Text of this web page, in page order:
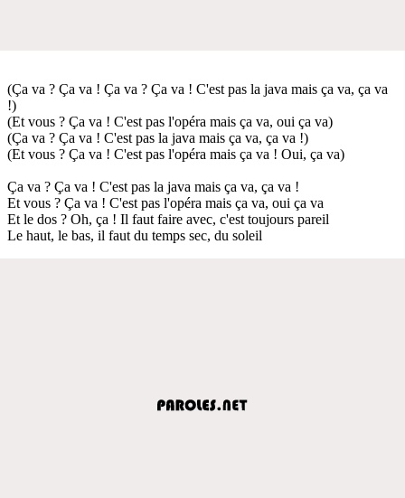
(Ça va ? Ça va ! Ça va ? Ça va ! C'est pas la java mais ça va, ça va
!)
(Et vous ? Ça va ! C'est pas l'opéra mais ça va, oui ça va)
(Ça va ? Ça va ! C'est pas la java mais ça va, ça va !)
(Et vous ? Ça va ! C'est pas l'opéra mais ça va ! Oui, ça va)
Ça va ? Ça va ! C'est pas la java mais ça va, ça va !
Et vous ? Ça va ! C'est pas l'opéra mais ça va, oui ça va
Et le dos ? Oh, ça ! Il faut faire avec, c'est toujours pareil
Le haut, le bas, il faut du temps sec, du soleil